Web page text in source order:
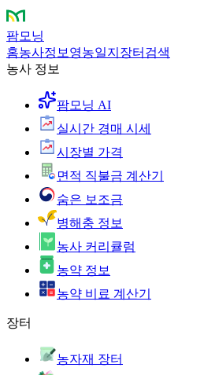
팜모닝
홈농사정보 영농일지 장터 검색
농사 정보
팜모닝 AI
실시간 경매 시세
시장별 가격
면적 직불금 계산기
숨은 보조금
병해충 정보
농사 커리큘럼
농약 정보
농약 비료 계산기
장터
농자재 장터